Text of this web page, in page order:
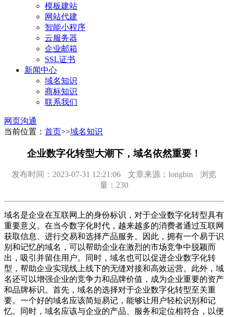
模板建站
网站代建
智能小程序
云服务器
企业邮箱
SSL证书
新闻中心
域名知识
商标知识
联系我们
网页沟通
当前位置： 首页>>域名知识
企业数字化转型大潮下，域名依然重要！
发布时间：2023-07-31 12:21:06 文章来源：longbin
浏览
量：230
域名是企业在互联网上的身份标识，对于企业数字化转型具有
重要意义。在当今数字化时代，越来越多的消费者通过互联网
获取信息、进行交易和选择产品服务。因此，拥有一个易于识
别和记忆的域名，可以帮助企业在激烈的市场竞争中脱颖而
出，吸引并留住用户。同时，域名也可以促进企业数字化转
型，帮助企业实现线上线下的无缝对接和高效运营。此外，域
名还可以增强企业的竞争力和品牌价值，成为企业重要的资产
和品牌标识。首先，域名的选择对于企业数字化转型至关重
要。一个好的域名应该简短易记，能够让用户轻松识别和记
忆。同时，域名应该与企业的产品、服务和定位相符合，以便